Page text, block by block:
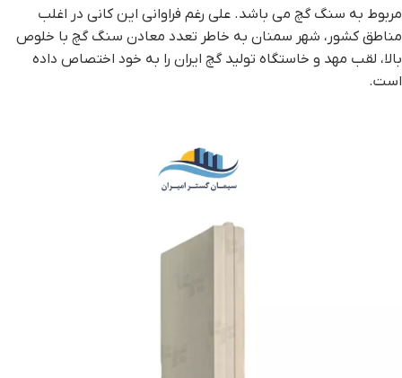
مربوط به سنگ گچ می باشد. علی رغم فراوانی این کانی در اغلب
مناطق کشور، شهر سمنان به خاطر تعدد معادن سنگ گچ با خلوص
بالا، لقب مهد و خاستگاه تولید گچ ایران را به خود اختصاص داده
است.